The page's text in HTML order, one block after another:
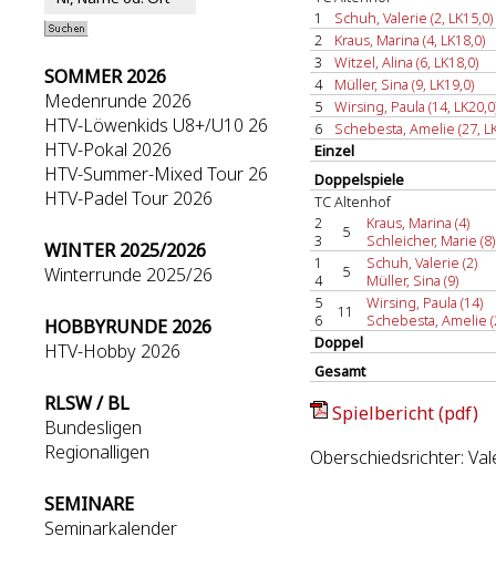
SOMMER 2026
Medenrunde 2026
HTV-Löwenkids U8+/U10 26
HTV-Pokal 2026
HTV-Summer-Mixed Tour 26
HTV-Padel Tour 2026
WINTER 2025/2026
Winterrunde 2025/26
HOBBYRUNDE 2026
HTV-Hobby 2026
RLSW / BL
Bundesligen
Regionalligen
SEMINARE
Seminarkalender
1
Schuh, Valerie (2, LK15,0)
2
Kraus, Marina (4, LK18,0)
3
Witzel, Alina (6, LK18,0)
4
Müller, Sina (9, LK19,0)
5
Wirsing, Paula (14,
6
Schebesta, Amelie (27,
Einzel
Doppelspiele
TC Altenhof
2
3
5
Kraus, Marina (4)
Schleicher, Marie (8)
1
4
5
Schuh, Valerie (2)
Müller, Sina (9)
5
6
11
Wirsing, Paula (14)
Schebesta, Amelie
Doppel
Gesamt
Spielbericht (pdf)
Oberschiedsrichter: